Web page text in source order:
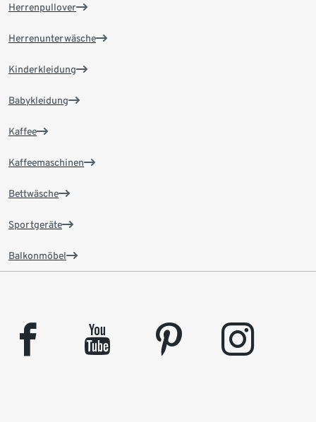
Herrenpullover
Herrenunterwäsche
Kinderkleidung
Babykleidung
Kaffee
Kaffeemaschinen
Bettwäsche
Sportgeräte
Balkonmöbel
facebook youtube pinterest instagram